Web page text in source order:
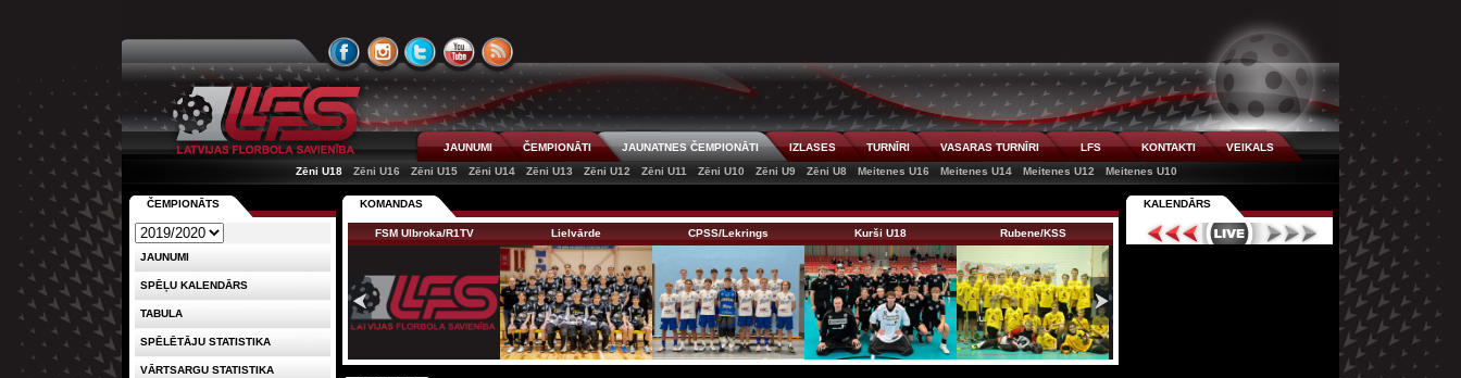
JAUNUMI ČEMPIONĀTI JAUNATNES ČEMPIONĀTI IZLASES TURNĪRI VASARAS TURNĪRI LFS KONTAKTI
VEIKALS
Zēni U18
Zēni U16 Zēni U15 Zēni U14 Zēni U13 Zēni U12 Zēni U11 Zēni U10 Zēni U9 Zēni U8 Meitenes U16 Meitenes U14 Meitenes U12 Meitenes U10
KOMANDAS
FSM Ulbroka/R1TV Lielvārde CPSS/Lekrings Kurši U18 Rubene/KSS Bauskas BJSS
ČEMPIONĀTS
JAUNUMI
SPĒĻU KALENDĀRS
TABULA
SPĒLĒTĀJU STATISTIKA
VĀRTSARGU STATISTIKA
KALENDĀRS